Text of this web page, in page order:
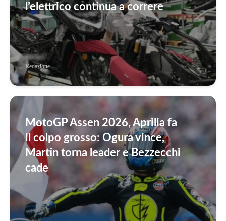
l’elettrico continua a correre
Redazione
MotoGP Assen 2026, Aprilia fa
il colpo grosso: Ogura vince,
Martin torna leader e Bezzecchi
cade